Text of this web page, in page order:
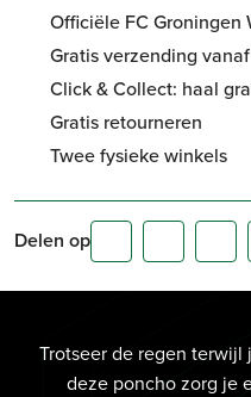
Officiële FC Groningen
Gratis verzending
Click & Collect: haal
Gratis retourneren
Twee fysieke winkels
Delen op
Trotseer de regen terwijl
deze poncho zorg je